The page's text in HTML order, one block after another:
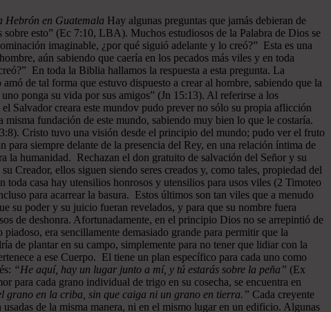
Hebrón en Guatemala Hay algunas preguntas que jamás debieran de
esto” (Ec 7:10, LBA). Muchos estudiosos de la Palabra de Dios se
imaginable, ¿por qué siguió adelante y lo creó?” Esta es una
aún sabiendo que caería en los pecados más viles y en toda
En toda la Biblia hallamos la respuesta a esta pregunta. La
de tal forma que estuvo dispuesto a crear al hombre, sabiendo que la
ponga su vida por sus amigos” (Jn 15:13). Al referirse a los
Salvador creara este mundov pudo prever no sólo su propia aflicción
fundación de este mundo, sabiendo muy bien lo que le costaría.
Cristo tuvo una visión desde el principio del mundo; pudo ver el fruto
siempre delante de la presencia del Rey, en una relación íntima de
la humanidad. Rechazan el don gratuito de salvación del Señor y su
Creador, ellos siguen siendo seres creados y, como tales, propiedad del
casa hay utensilios honrosos y utensilios para usos viles (2 Timoteo
para acarrear la basura. Estos últimos son tan viles que a menudo
su poder y su juicio fueran revelados, y para que su nombre fuera
de deshonra. Afortunadamente, en el principio Dios no se arrepintió de
era sencillamente demasiado grande para permitir que la
de plantar en su campo, simplemente para no tener que lidiar con la
a ese Cuerpo. El tiene un plan específico para cada uno como
“He aquí, hay un lugar junto a mí, y tú estarás sobre la peña” (Ex
para cada grano individual de trigo en su cosecha, se encuentra en
grano en la criba, sin que caiga ni un grano en tierra.” Cada creyente
de la misma manera, ni en el mismo lugar en un edificio. Algunas